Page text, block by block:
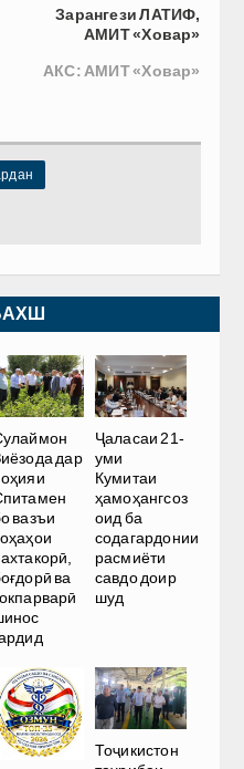
Зарангези ЛАТИФ,
АМИТ «Ховар»
АКС: АМИТ «Ховар»
дар
вазъи
ва
Ҷаласаи 21-
уми
Кумитаи
ҳамоҳангсоз
оид ба
содагардонии
расмиёти
савдо доир
шуд
Тоҷикистон